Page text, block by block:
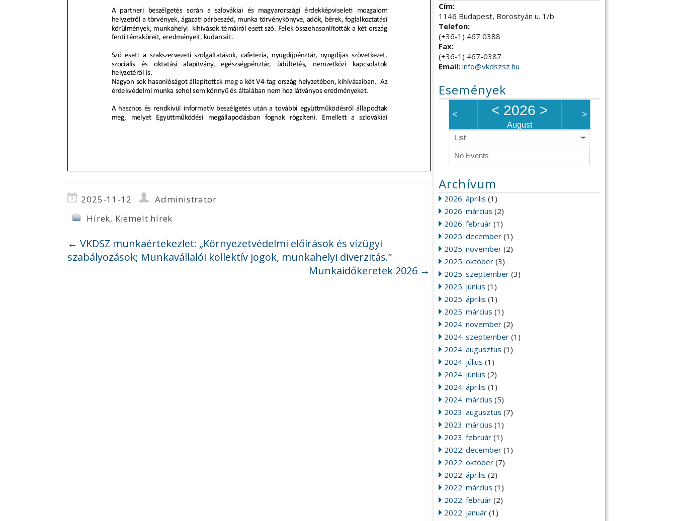
Cím:
1146 Budapest, Borostyán u. 1/b
Telefon:
(+36-1) 467 0388
Fax:
(+36-1) 467-0387
Email: info@vkdszsz.hu
Események
< < 2026 >
August
>
List
No Events
Archívum
2026. április (1)
2026. március (2)
2026. február(1)
2025. december(1)
2025. november(2)
2025. október(3)
2025. szeptember(3)
2025. június (1)
2025. április (1)
2025. március (1)
2024. november(2)
2024. szeptember(1)
2024. augusztus (1)
2024. július (1)
2024. június (2)
2024. április (1)
2024. március (5)
2023. augusztus (7)
2023. március (1)
2023. február(1)
2022. december(1)
2022. október(7)
2022. április (2)
2022. március (1)
2022. február(2)
2022. január(1)
2025-11-12
Administrator
Hírek, Kiemelt hírek
← VKDSZ munkaértekezlet: „Környezetvédelmi előírások és vízügyi
szabályozások; Munkavállalói kollektív jogok, munkahelyi diverzitás.”
Munkaidőkeretek 2026 →